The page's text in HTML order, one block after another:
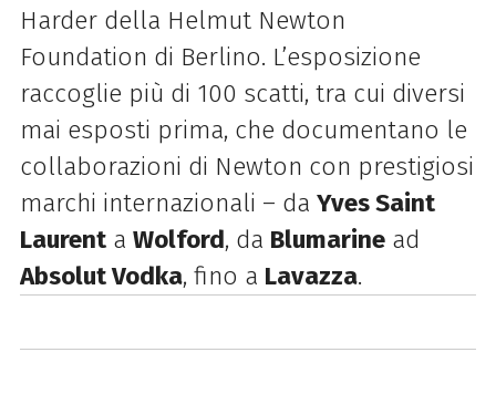
Harder della Helmut Newton
Foundation di Berlino. L’esposizione
raccoglie più di 100 scatti, tra cui diversi
mai esposti prima, che documentano le
collaborazioni di Newton con prestigiosi
marchi internazionali – da Yves Saint
Laurenta Wolford, da Blumarinead
Absolut Vodka, fino a Lavazza.